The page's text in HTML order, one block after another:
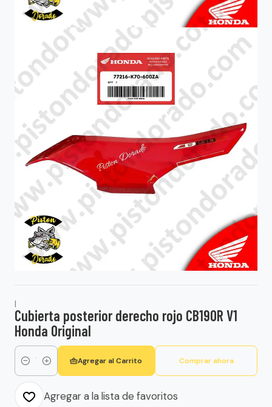
|
Cubierta posterior derecho rojo CB190R V1
Honda Original
Cantidad
Agregar al Carrito Comprar ahora
Agregar a la lista de favoritos